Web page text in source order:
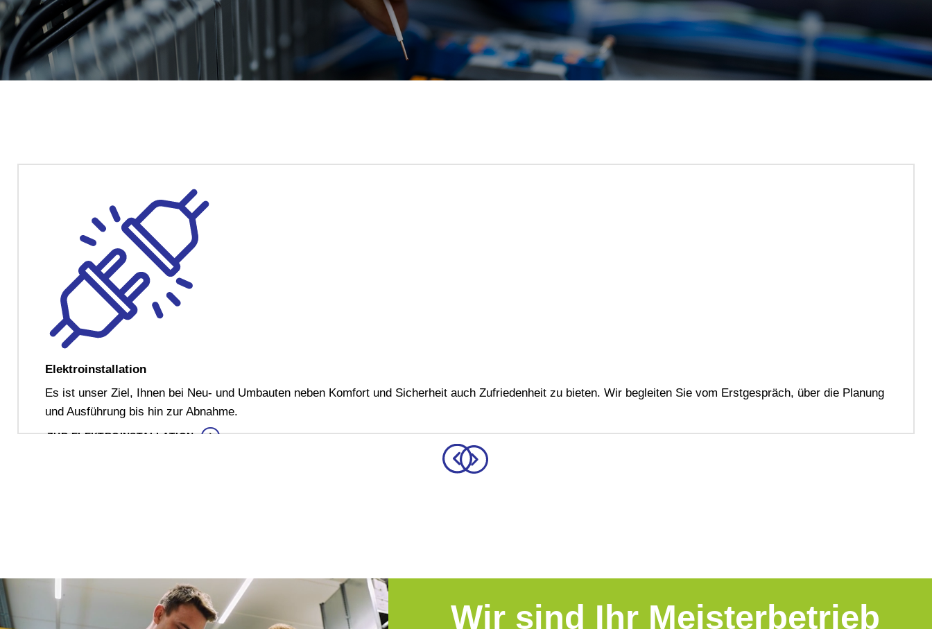
Elektroinstallation
Es ist unser Ziel, Ihnen bei Neu- und Umbauten neben Komfort und Sicherheit auch Zufriedenheit zu bieten. Wir begleiten Sie vom Erstgespräch, über die Planung
und Ausführung bis hin zur Abnahme.
ZUR ELEKTROINSTALLATION
Wir sind Ihr Meisterbetrieb